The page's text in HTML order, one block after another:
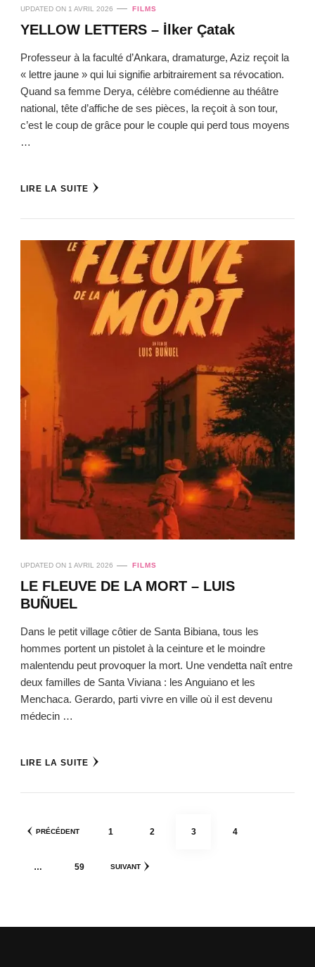
UPDATED ON 1 AVRIL 2026 FILMS
YELLOW LETTERS – İlker Çatak
Professeur à la faculté d’Ankara, dramaturge, Aziz reçoit la
« lettre jaune » qui lui signifie arbitrairement sa révocation.
Quand sa femme Derya, célèbre comédienne au théâtre
national, tête d’affiche de ses pièces, la reçoit à son tour,
c’est le coup de grâce pour le couple qui perd tous moyens
…
LIRE LA SUITE
UPDATED ON 1 AVRIL 2026 FILMS
LE FLEUVE DE LA MORT – LUIS
BUÑUEL
Dans le petit village côtier de Santa Bibiana, tous les
hommes portent un pistolet à la ceinture et le moindre
malentendu peut provoquer la mort. Une vendetta naît entre
deux familles de Santa Viviana : les Anguiano et les
Menchaca. Gerardo, parti vivre en ville où il est devenu
médecin …
LIRE LA SUITE
Pagination
publications
PRÉCÉDENT PAGE
1 PAGE
2 PAGE
3 PAGE
4
… PAGE
59 SUIVANT